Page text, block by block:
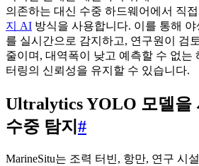
의존하는 대신 수중 하드웨어에서 직
지 AI 방식을 사용합니다. 이를 통해
를 실시간으로 감지하고, 연구원이 검
줄이며, 대역폭이 낮고 예측할 수 없는
터링의 신뢰성을 유지할 수 있습니다.
Ultralytics YOLO 모델을
수중 탐지 #
MarineSitu는 조력 터빈, 항만, 연구 시